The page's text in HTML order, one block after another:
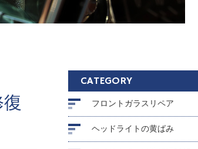
CATEGORY
フロントガラスリペア
ヘッドライトの黄ばみ